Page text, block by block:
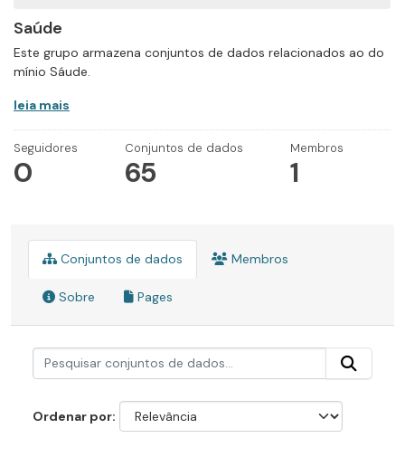
Saúde
Este grupo armazena conjuntos de dados relacionados ao do
mínio Sáude.
leia mais
Seguidores
0
Conjuntos de dados
65
Membros
1
Conjuntos de dados Membros
Sobre Pages
Ordenar por